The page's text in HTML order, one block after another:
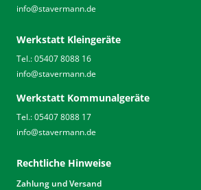
info@stavermann.de
Werkstatt Kleingeräte
Tel.: 05407 8088 16
info@stavermann.de
Werkstatt Kommunalgeräte
Tel.: 05407 8088 17
info@stavermann.de
Rechtliche Hinweise
Zahlung und Versand